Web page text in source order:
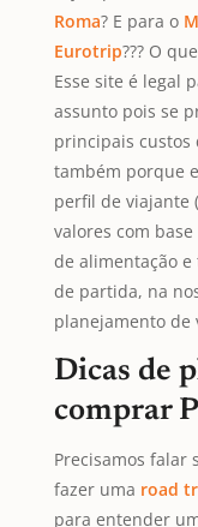
Roma? E para o
Eurotrip??? O
Esse site é legal
assunto pois se
principais custos
também porque
perfil de viajante
valores com
de alimentação
de partida, na
planejamento de
Dicas de
comprar
Precisamos falar
fazer uma road
para entender